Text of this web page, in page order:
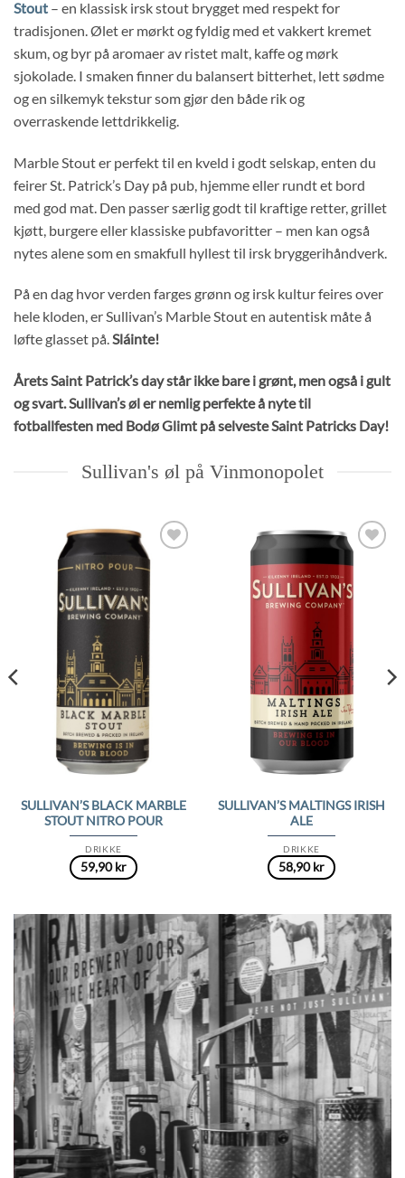
Stout – en klassisk irsk stout brygget med respekt for
tradisjonen. Ølet er mørkt og fyldig med et vakkert kremet
skum, og byr på aromaer av ristet malt, kaffe og mørk
sjokolade. I smaken finner du balansert bitterhet, lett sødme
og en silkemyk tekstur som gjør den både rik og
overraskende lettdrikkelig.
Marble Stout er perfekt til en kveld i godt selskap, enten du
feirer St. Patrick’s Day på pub, hjemme eller rundt et bord
med god mat. Den passer særlig godt til kraftige retter, grillet
kjøtt, burgere eller klassiske pubfavoritter – men kan også
nytes alene som en smakfull hyllest til irsk bryggerihåndverk.
På en dag hvor verden farges grønn og irsk kultur feires over
hele kloden, er Sullivan’s Marble Stout en autentisk måte å
løfte glasset på.Sláinte!
Årets Saint Patrick’s day står ikke bare i grønt, men også i gult
og svart. Sullivan’s øl er nemlig perfekte å nyte til
fotballfesten med Bodø Glimt på selveste Saint Patricks Day!
Sullivan's øl på Vinmonopolet
Add to
Wishlist
DRIKKE
SULLIVAN’S BLACK MARBLE
STOUT NITRO POUR
59,90kr
DRIKKE
SULLIVAN’S MALTINGS IRISH
ALE
58,90kr